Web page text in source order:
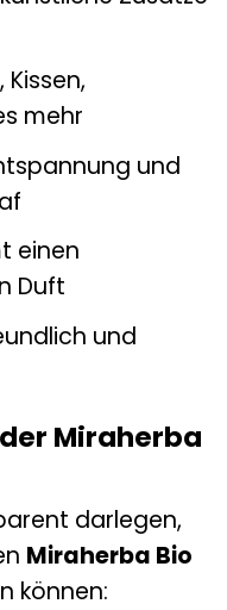
Kissen,
mehr
und
einen
Duft
und
Miraherba
darlegen,
Miraherba Bio
können: